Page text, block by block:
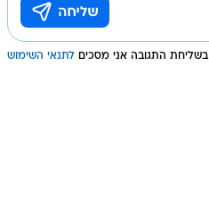
בשליחת התגובה אני מסכים לתנאי השימוש